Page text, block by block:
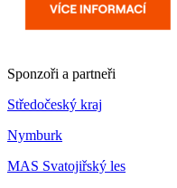
Sponzoři a partneři
Středočeský kraj
Nymburk
MAS Svatojiřský les